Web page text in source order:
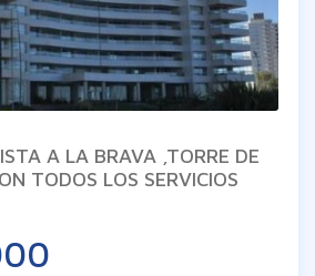
A LA BRAVA ,TORRE DE
TODOS LOS SERVICIOS